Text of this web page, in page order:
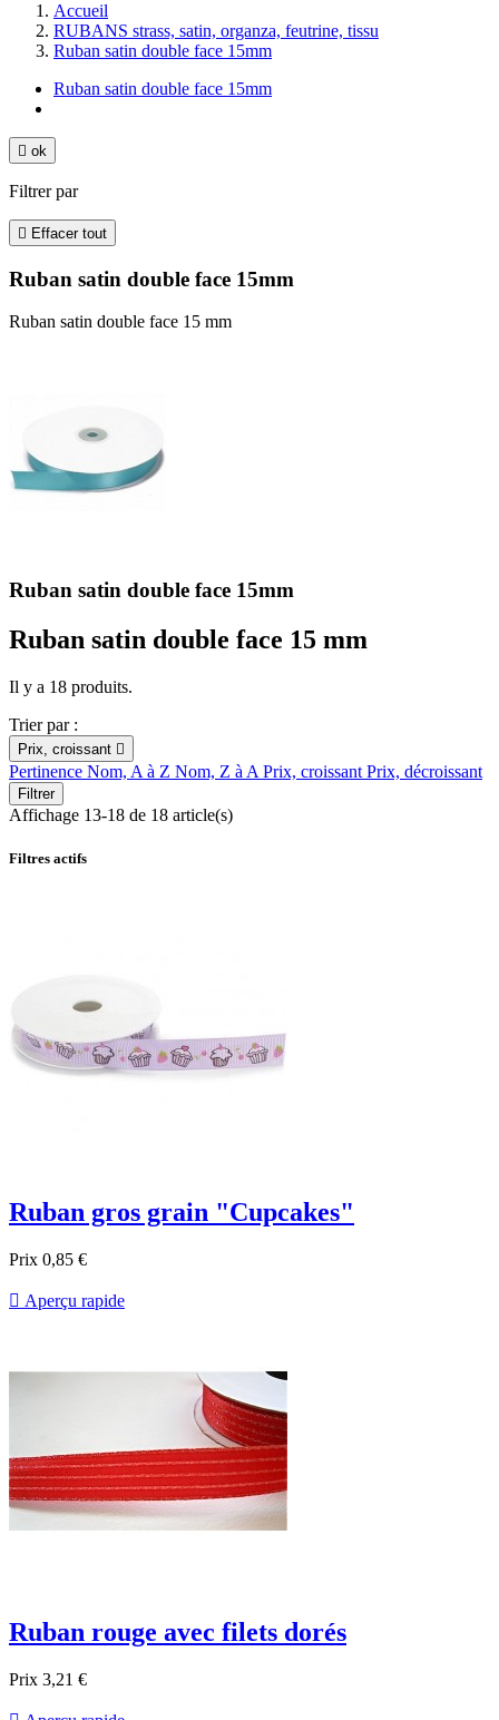
Accueil
RUBANS strass, satin, organza, feutrine, tissu
Ruban satin double face 15mm
Ruban satin double face 15mm
 ok
Filtrer par
 Effacer tout
Ruban satin double face 15mm
Ruban satin double face 15 mm
Ruban satin double face 15mm
Ruban satin double face 15 mm
Il y a 18 produits.
Trier par :
Prix, croissant 
Pertinence Nom, A à Z Nom, Z à A Prix, croissant Prix, décroissant
Filtrer
Affichage 13-18 de 18 article(s)
Filtres actifs
Ruban gros grain "Cupcakes"
Prix 0,85 €
 Aperçu rapide
Ruban rouge avec filets dorés
Prix 3,21 €